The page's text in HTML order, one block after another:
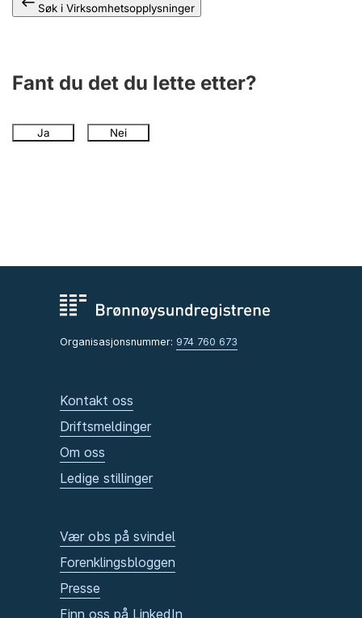
Søk i Virksomhetsopplysninger
Fant du det du lette etter?
Ja Nei
Organisasjonsnummer: 974 760 673
Kontakt oss
Driftsmeldinger
Om oss
Ledige stillinger
Vær obs på svindel
Forenklingsbloggen
Presse
Finn oss på LinkedIn